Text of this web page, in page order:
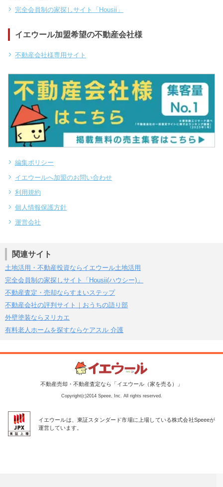
完全会員制の家探しサイト「Housii」
イエウール加盟希望の不動産会社様
不動産会社様専用サイト
編集ポリシー
イエウールへ加盟のお問い合わせ
利用規約
個人情報保護方針
運営会社
関連サイト
土地活用・不動産投資ならイエウール土地活用
完全会員制の家探しサイト「Housii(ハウシー)」
不動産査定・売却ならすまいステップ
不動産会社の評判サイト｜おうちの語り部
外壁塗装ならヌリカエ
有料老人ホームを探すならケアスル 介護
不動産売却・不動産査定なら「イエウール（家を売る）」
Copyright(c)2014 Speee, Inc. All rights reserved.
イエウールは、東証スタンダード市場に上場している株式会社Speeeが
運営しています。